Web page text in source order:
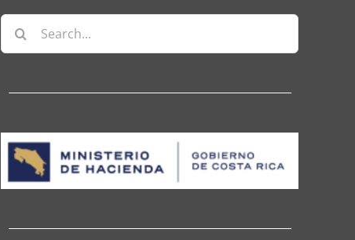
Search
for: